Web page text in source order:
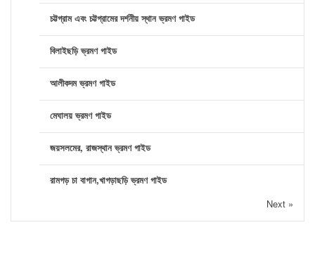
চট্টগ্রাম এবং চট্টগ্রামের দর্শনীয় স্থান ভ্রমণ গাইড
বিলাইছড়ি ভ্রমণ গাইড
আলীকদম ভ্রমণ গাইড
মেঘালয় ভ্রমণ গাইড
জয়সলমের, রাজস্থান ভ্রমণ গাইড
রামগড় চা বাগান,খাগড়াছড়ি ভ্রমণ গাইড
Next »